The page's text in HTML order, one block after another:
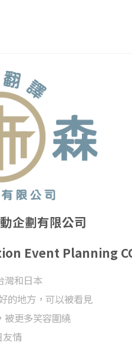
企劃有限公司
Event Planning
灣和日本
的地方，可以被看見
被更多笑容圍繞
友情